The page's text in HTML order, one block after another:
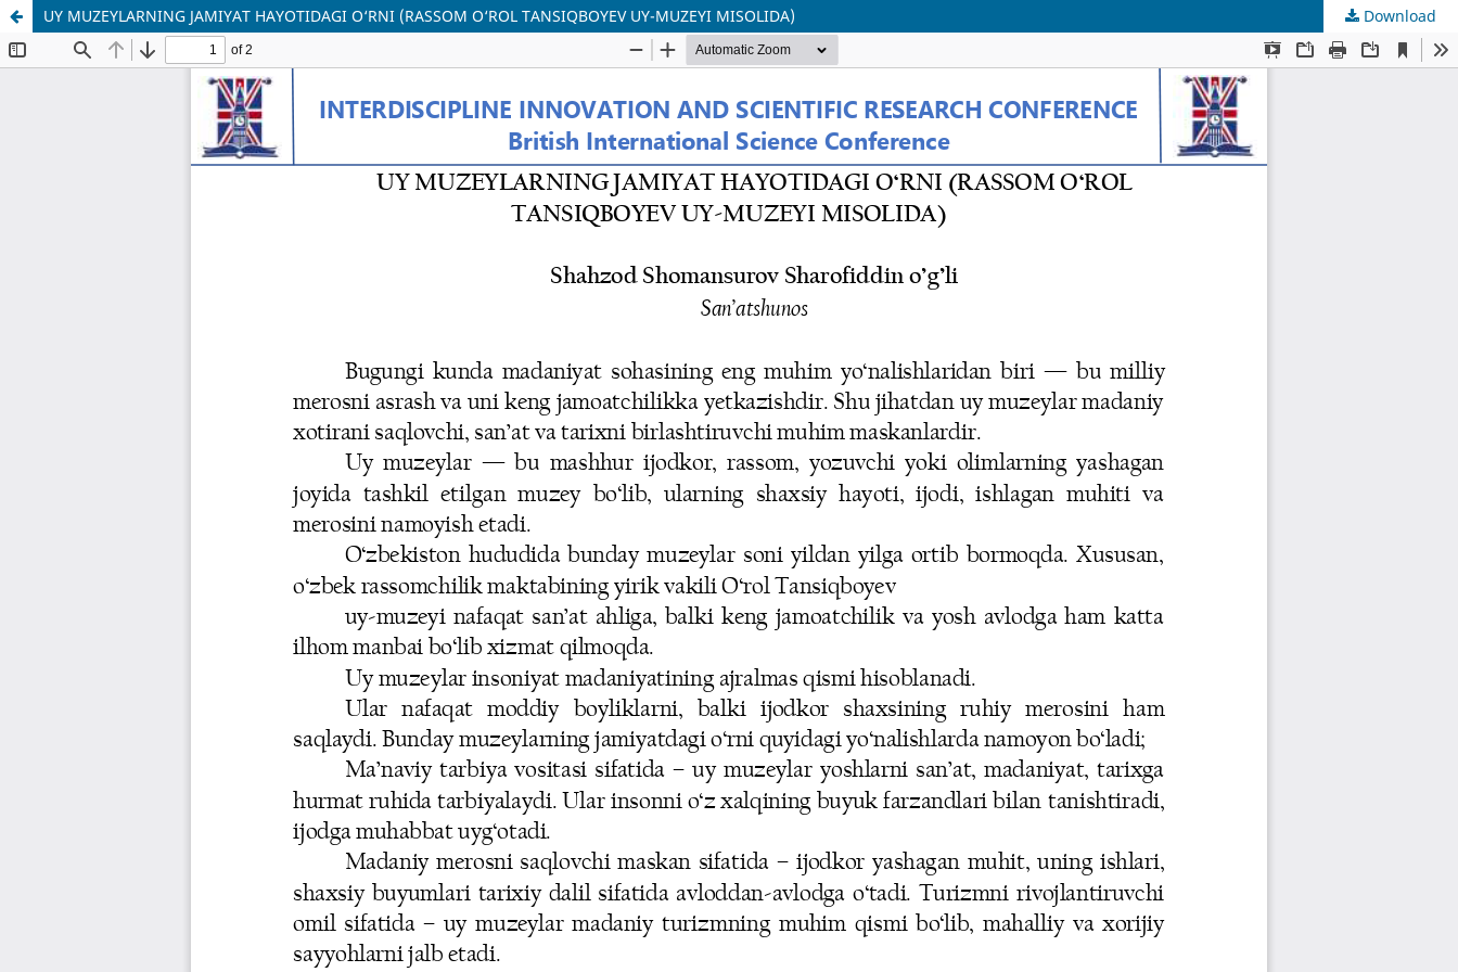
UY MUZEYLARNING JAMIYAT HAYOTIDAGI O‘RNI (RASSOM O‘ROL TANSIQBOYEV UY-MUZEYI MISOLIDA) Download